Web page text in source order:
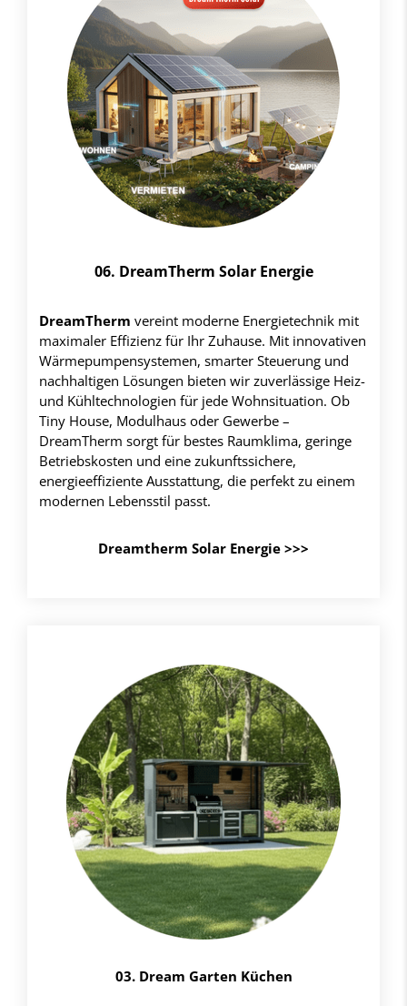
06. DreamTherm Solar Energie
DreamTherm vereint moderne Energietechnik mit
maximaler Effizienz für Ihr Zuhause. Mit innovativen
Wärmepumpensystemen, smarter Steuerung und
nachhaltigen Lösungen bieten wir zuverlässige Heiz-
und Kühltechnologien für jede Wohnsituation. Ob
Tiny House, Modulhaus oder Gewerbe –
DreamTherm sorgt für bestes Raumklima, geringe
Betriebskosten und eine zukunftssichere,
energieeffiziente Ausstattung, die perfekt zu einem
modernen Lebensstil passt.
Dreamtherm Solar Energie >>>
03. Dream Garten Küchen